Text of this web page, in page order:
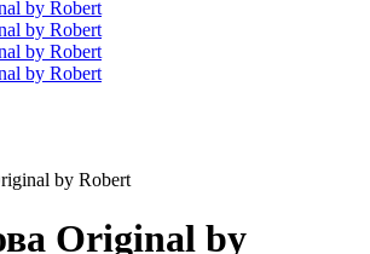
by Robert
Original by